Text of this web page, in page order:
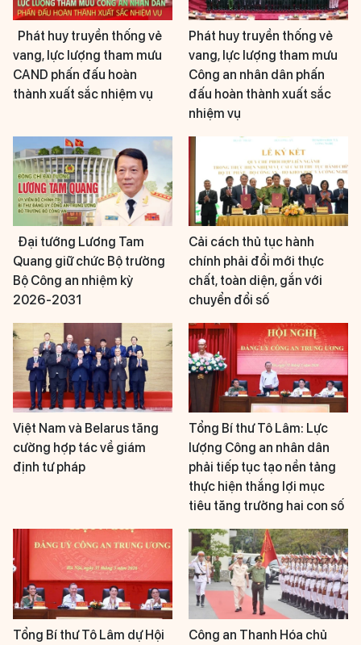
Phát huy truyền thống vẻ
vang, lực lượng tham mưu
CAND phấn đấu hoàn
thành xuất sắc nhiệm vụ
Phát huy truyền thống vẻ
vang, lực lượng tham mưu
Công an nhân dân phấn
đấu hoàn thành xuất sắc
nhiệm vụ
Đại tướng Lương Tam
Quang giữ chức Bộ trưởng
Bộ Công an nhiệm kỳ
2026-2031
Cải cách thủ tục hành
chính phải đổi mới thực
chất, toàn diện, gắn với
chuyển đổi số
Việt Nam và Belarus tăng
cường hợp tác về giám
định tư pháp
Tổng Bí thư Tô Lâm: Lực
lượng Công an nhân dân
phải tiếp tục tạo nền tảng
thực hiện thắng lợi mục
tiêu tăng trưởng hai con số
Tổng Bí thư Tô Lâm dự Hội
Công an Thanh Hóa chủ